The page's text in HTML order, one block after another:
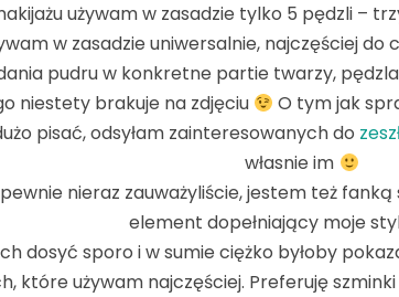
używam w zasadzie tylko 5 pędzli –
w zasadzie uniwersalnie, najczęściej do
pudru w konkretne partie twarzy,
niestety brakuje na zdjęciu
O tym jak
pisać, odsyłam zainteresowanych do
własnie im
nieraz zauważyliście, jestem też
element dopełniający moje
dosyć sporo i w sumie ciężko byłoby
które używam najczęściej. Preferuję